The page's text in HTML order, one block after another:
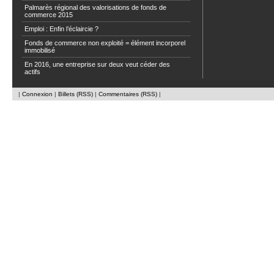
Palmarès régional des valorisations de fonds de
commerce 2015
Emploi : Enfin l’éclaircie ?
Fonds de commerce non exploité = élément incorporel
immobilisé
En 2016, une entreprise sur deux veut céder des
actifs
| Connexion | Billets (RSS) | Commentaires (RSS) |